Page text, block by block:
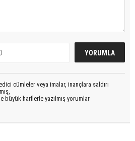
cümleler veya imalar, inançlara saldırı
büyük harflerle yazılmış yorumlar